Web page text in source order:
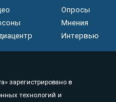
Опросы
Мнения
Интервью
зарегистрировано в
технологий и